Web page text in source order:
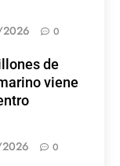
0
de
viene
0